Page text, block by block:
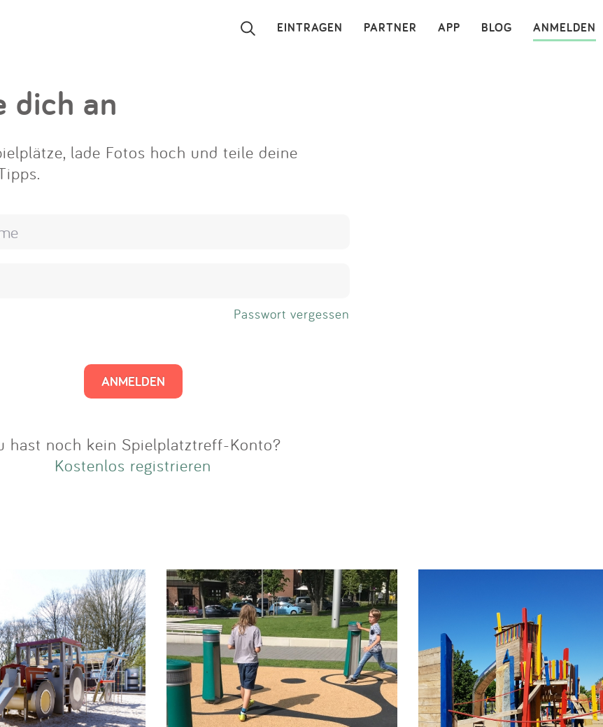
ANMELDEN
BLOG
APP
PARTNER
EINTRAGEN ×
App
Anmelden
dich an
lade Fotos hoch und teile deine
Passwort vergessen
hast noch kein Spielplatztreff-Konto?
Kostenlos registrieren